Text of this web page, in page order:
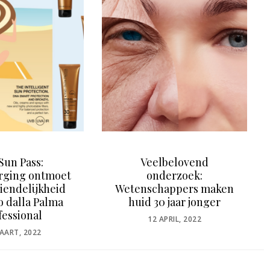
onderzoek:
maken
30 jaar jonger
POSTED
ON
12 APRIL, 2022
Kerstgeschenken van
vele merken bij Cosinta
POSTED
ON
12 NOVEMBER, 2020